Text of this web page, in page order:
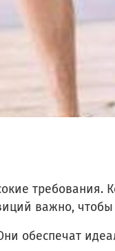
важно,
обеспечат